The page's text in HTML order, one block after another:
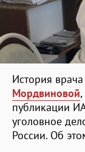
История
Мордвиновой
публикации
уголовное
России. Об